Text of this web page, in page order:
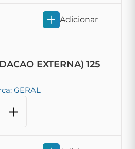
EXTERNA) 125
GERAL
Adicionar